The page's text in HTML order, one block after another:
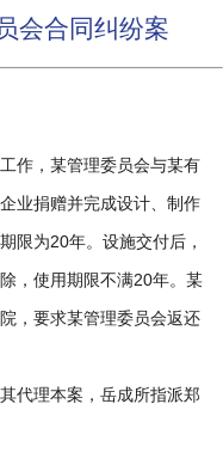
会合同纠纷案
作，某管理委员会与某有
业捐赠并完成设计、制作
限为20年。设施交付后，
，使用期限不满20年。某
，要求某管理委员会返还
代理本案，岳成所指派郑